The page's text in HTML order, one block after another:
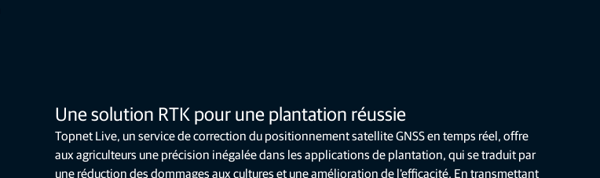
Une solution RTK pour une plantation réussie
Topnet Live, un service de correction du positionnement satellite GNSS en temps réel, offre
aux agriculteurs une précision inégalée dans les applications de plantation, qui se traduit par
une réduction des dommages aux cultures et une amélioration de l'efficacité. En transmettant